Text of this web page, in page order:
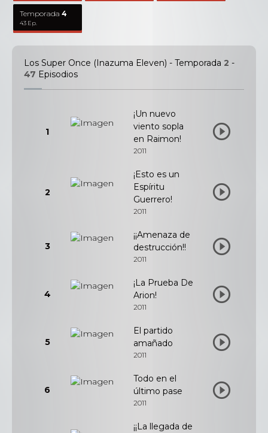
Temporada4
43 Ep.
Los Super Once (Inazuma Eleven) - Temporada 2 -
47 Episodios
1
¡Un nuevo
viento sopla
en Raimon!
2011
2
¡Esto es un
Espíritu
Guerrero!
2011
3
¡¡Amenaza de
destrucción!!
2011
4
¡La Prueba De
Arion!
2011
5
El partido
amañado
2011
6
Todo en el
último pase
2011
¡¡La llegada de